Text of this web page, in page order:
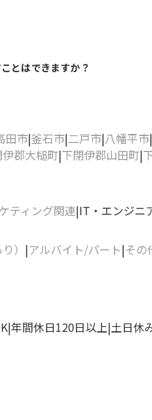
とはできますか？
田市 釜石市 二戸市 八幡平市
郡大槌町 下閉伊郡山田町
ティング関連 IT・エンジニ
） アルバイト/パート その
年間休日120日以上 土日休